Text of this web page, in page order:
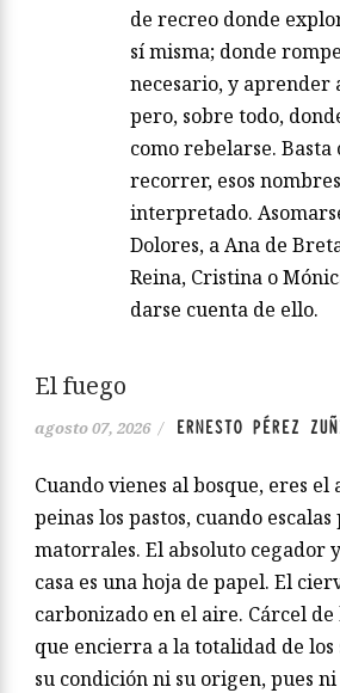
de recreo donde
sí misma; donde
necesario, y aprender
pero, sobre todo,
como rebelarse. Basta
recorrer, esos
interpretado.
Dolores, a Ana de
Reina, Cristina o
darse cuenta de ello.
El fuego
agosto 07, 2026 / ERNESTO PÉREZ
Cuando vienes al bosque, eres el
peinas los pastos, cuando escalas
matorrales. El absoluto cegador
casa es una hoja de papel. El
carbonizado en el aire. Cárcel
que encierra a la totalidad de
su condición ni su origen, pues